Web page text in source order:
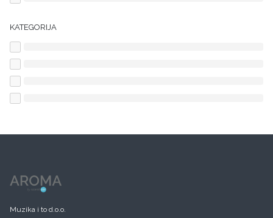
KATEGORIJA
Muzika i to d.o.o.